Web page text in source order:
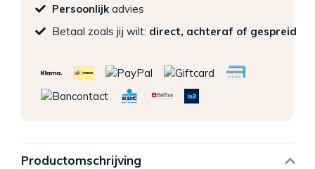
Persoonlijk advies
Betaal zoals jij wilt: direct, achteraf of gespreid
Productomschrijving